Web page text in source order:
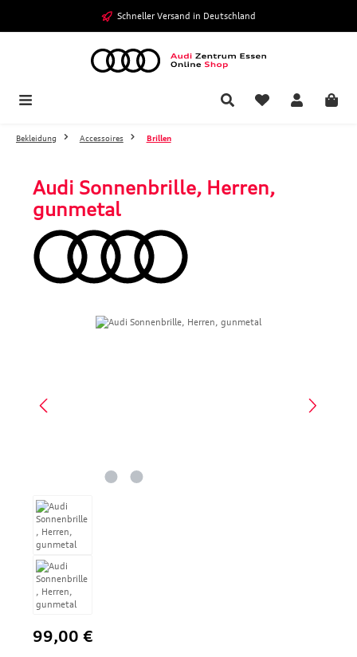
Zum Hauptinhalt springen Schneller Versand in Deutschland
Bekleidung Accessoires Brillen
Audi Sonnenbrille, Herren,
gunmetal
Bildergalerie überspringen
Regulärer Preis:
99,00 €